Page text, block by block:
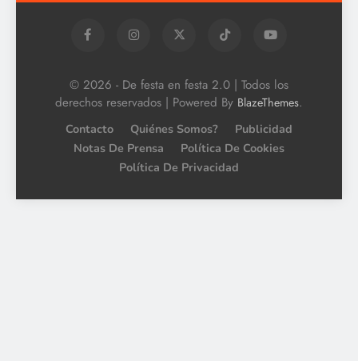
© 2026 - De festa en festa 2.0 | Todos los
derechos reservados | Powered By BlazeThemes.
Contacto Quiénes Somos?
Publicidad
Notas De Prensa
Política De Cookies
Política De Privacidad